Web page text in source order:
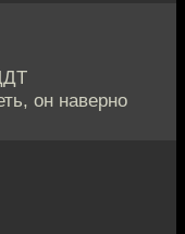
он наверно